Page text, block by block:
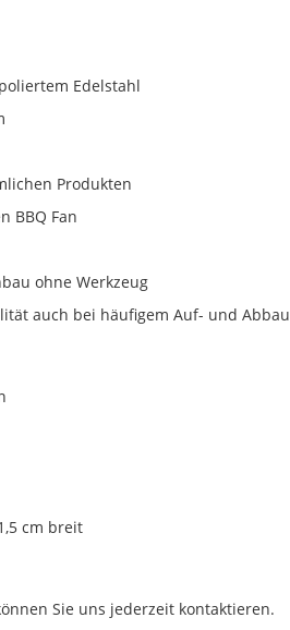
Edelstahl
Produkten
BBQ Fan
ohne Werkzeug
auch bei häufigem Auf- und Abbau
cm breit
Sie uns jederzeit kontaktieren.